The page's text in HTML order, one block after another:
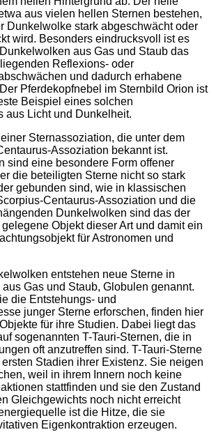
aus vielen hellen Sternen bestehen,
Dunkelwolke stark abgeschwächt oder
wird. Besonders eindrucksvoll ist es
aus Gas und Staub das
Reflexions- oder
und dadurch erhabene
Pferdekopfnebel im Sternbild Orion ist
Beispiel eines solchen
aus Licht und Dunkelheit.
Sternassoziation, die unter dem
Assoziation bekannt ist.
sind eine besondere Form offener
die beteiligten Sterne nicht so stark
gebunden sind, wie in klassischen
Centaurus-Assoziation und die
Dunkelwolken sind das der
Objekt dieser Art und damit ein
für Astronomen und
entstehen neue Sterne in
Gas und Staub, Globulen genannt.
die Entstehungs- und
junger Sterne erforschen, finden hier
für ihre Studien. Dabei liegt das
sogenannten T-Tauri-Sternen, die in
oft anzutreffen sind. T-Tauri-Sterne
Stadien ihrer Existenz. Sie neigen
weil in ihrem Innern noch keine
stattfinden und sie den Zustand
Gleichgewichts noch nicht erreicht
ist die Hitze, die sie
Eigenkontraktion erzeugen.